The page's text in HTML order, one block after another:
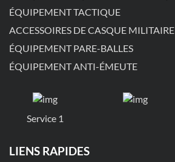
ÉQUIPEMENT TACTIQUE
ACCESSOIRES DE CASQUE MILITAIRE
ÉQUIPEMENT PARE-BALLES
ÉQUIPEMENT ANTI-ÉMEUTE
Service 1
LIENS RAPIDES